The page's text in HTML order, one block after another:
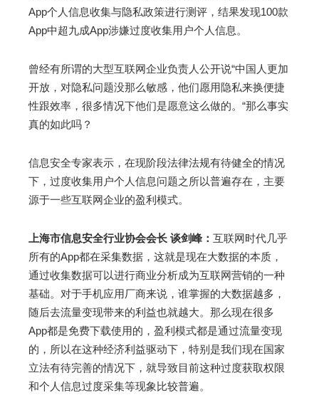
App个人信息收集与隐私政策进行测评，结果发现100款
App中超九成App涉嫌过度收集用户个人信息。
曾经有所谓的大型互联网企业负责人公开说“中国人更加
开放，对隐私问题没那么敏感，他们愿用隐私来换便捷
性跟效率，很多情况下他们是愿意这么做的。“那么事实
真的如此吗？
信息安全专家表示，在现阶段法律法规有待健全的情况
下，过度收集用户个人信息问题之所以普遍存在，主要
源于一些互联网企业的盈利模式。
上海市信息安全行业协会会长 谈剑峰： 互联网时代几乎
所有的App都在采集数据，这就是现在大数据的本质，
通过收集数据可以进行商业分析成为互联网营销的一种
基础。对于手机应用厂商来说，谁掌握的大数据越多，
随后去流量变现带来的利益也就越大。那么现在很多
App都是免费下载使用的，盈利模式都是通过流量变现
的，所以在这种经济利益驱动下，特别是我们现在国家
立法有待完善的情况下，就导致目前这种过度获取权限
和个人信息过度采集等现象比较普遍。